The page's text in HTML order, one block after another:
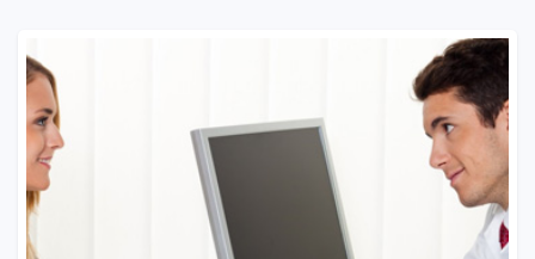
Cirugías Especializadas
Asistencia al Viajero